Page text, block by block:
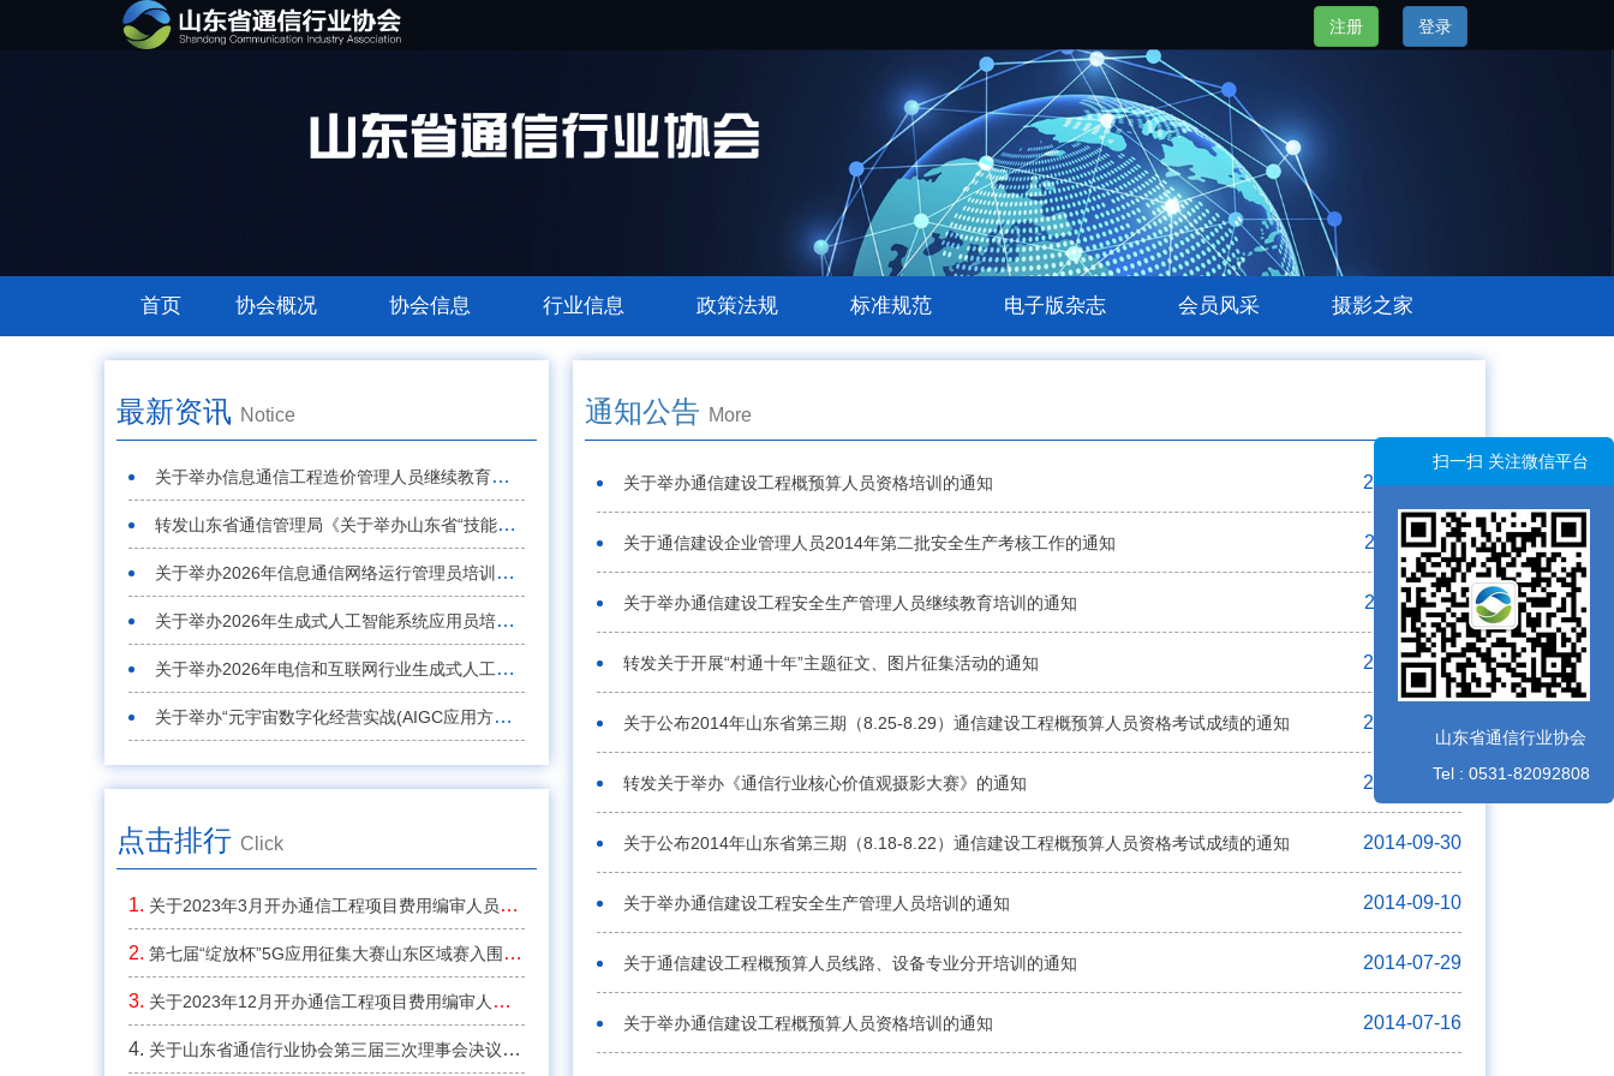
登录
注册
首页 协会概况 协会信息 行业信息 政策法规 标准规范 电子版杂志 会员风采 摄影之家
最新资讯 Notice
关于举办信息通信工程造价管理人员继续教育的通知
转发山东省通信管理局《关于举办山东省“技能兴鲁”职业技能大赛——首届山东省通信行业“强基赋能 数智匠心”职业技能竞赛的通知》
关于举办2026年信息通信网络运行管理员培训班的通知
关于举办2026年生成式人工智能系统应用员培训班的通知
关于举办2026年电信和互联网行业生成式人工智能系统应用员S职业技能竞赛山东省选拔赛的通知
关于举办“元宇宙数字化经营实战(AIGC应用方向)”培训的通知
点击排行 Click
关于2023年3月开办通信工程项目费用编审人员继续教育考核培训班的通知
第七届“绽放杯”5G应用征集大赛山东区域赛入围 决赛名单和获奖名单公布
关于2023年12月开办通信工程项目费用编审人员继续教育考核培训班的通知
关于山东省通信行业协会第三届三次理事会决议的通知
通知公告 More
关于举办通信建设工程概预算人员资格培训的通知 2014-12-03
关于通信建设企业管理人员2014年第二批安全生产考核工作的通知 2014-11-19
关于举办通信建设工程安全生产管理人员继续教育培训的通知 2014-11-10
转发关于开展“村通十年”主题征文、图片征集活动的通知 2014-10-21
关于公布2014年山东省第三期（8.25-8.29）通信建设工程概预算人员资格考试成绩的通知 2014-10-20
转发关于举办《通信行业核心价值观摄影大赛》的通知 2014-10-08
关于公布2014年山东省第三期（8.18-8.22）通信建设工程概预算人员资格考试成绩的通知 2014-09-30
关于举办通信建设工程安全生产管理人员培训的通知 2014-09-10
关于通信建设工程概预算人员线路、设备专业分开培训的通知 2014-07-29
关于举办通信建设工程概预算人员资格培训的通知 2014-07-16
扫一扫 关注微信平台
山东省通信行业协会
Tel : 0531-82092808